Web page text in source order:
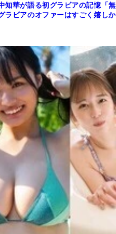
知華が語る初グラビアの記憶「無
ラビアのオファーはすごく嬉しか